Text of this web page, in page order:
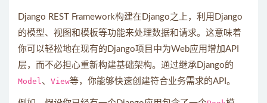
Django REST Framework构建在Django之上，利用Django
的模型、视图和模板等功能来处理数据和请求。这意味着
你可以轻松地在现有的Django项目中为Web应用增加API
层，而不必担心重新构建基础架构。通过继承Django的
Model、 View等，你能够快速创建符合业务需求的API。